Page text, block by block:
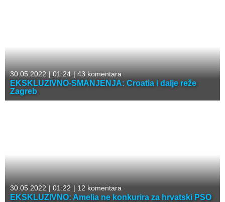
30.05.2022 |01:24 |43 komentara
EKSKLUZIVNO-SMANJENJA: Croatia i dalje reže
Zagreb
30.05.2022 | 01:22 | 12 komentara
EKSKLUZIVNO: Amelia ne konkurira za hrvatski PSO